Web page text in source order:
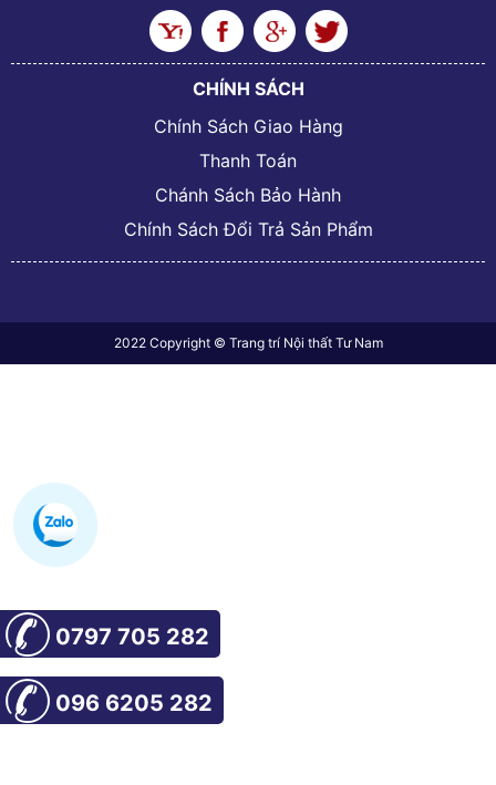
CHÍNH SÁCH
Chính Sách Giao Hàng
Thanh Toán
Chánh Sách Bảo Hành
Chính Sách Đổi Trả Sản Phẩm
2022 Copyright © Trang trí Nội thất Tư Nam
096 6205 282
0797 705 282